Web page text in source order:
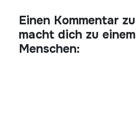
Einen Kommentar
macht dich zu
Menschen: